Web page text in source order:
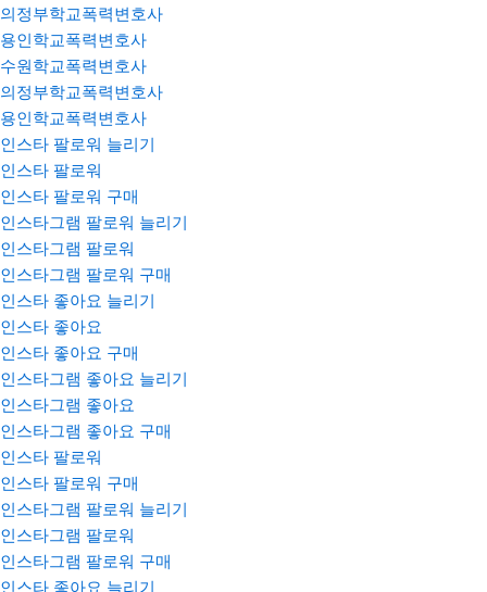
의정부학교폭력변호사
용인학교폭력변호사
수원학교폭력변호사
의정부학교폭력변호사
용인학교폭력변호사
인스타 팔로워 늘리기
인스타 팔로워
인스타 팔로워 구매
인스타그램 팔로워 늘리기
인스타그램 팔로워
인스타그램 팔로워 구매
인스타 좋아요 늘리기
인스타 좋아요
인스타 좋아요 구매
인스타그램 좋아요 늘리기
인스타그램 좋아요
인스타그램 좋아요 구매
인스타 팔로워
인스타 팔로워 구매
인스타그램 팔로워 늘리기
인스타그램 팔로워
인스타그램 팔로워 구매
인스타 좋아요 늘리기